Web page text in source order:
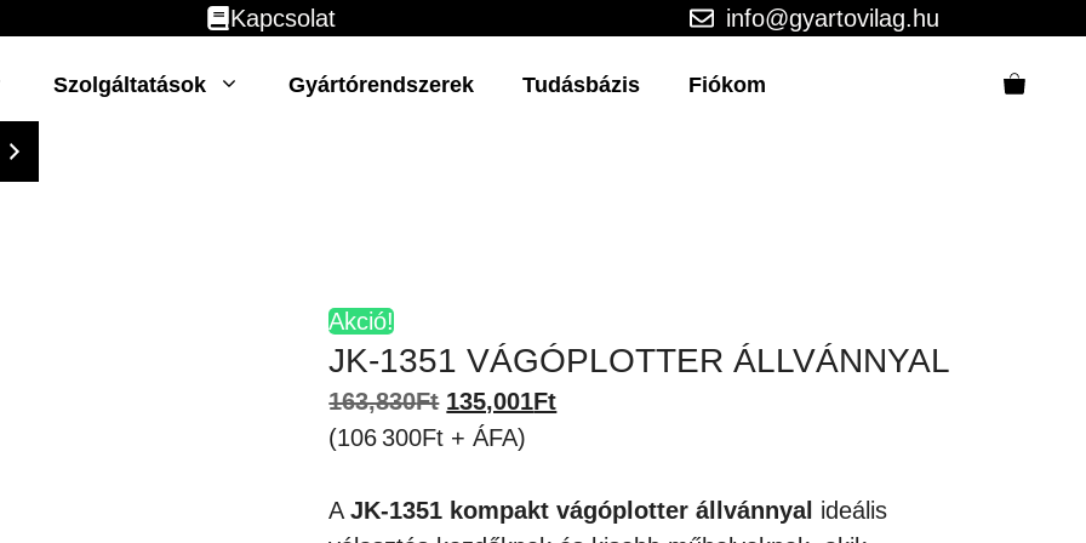
Kapcsolat info@gyartovilag.hu
Szolgáltatások Gyártórendszerek Tudásbázis Fiókom
Akció!
JK-1351 VÁGÓPLOTTER ÁLLVÁNNYAL
163,830Ft Original
price
163,830Ft.
135,001FtCurrent
135,001Ft.
(106 300Ft + ÁFA)
AJK-1351 kompakt vágóplotter állvánnyal ideális